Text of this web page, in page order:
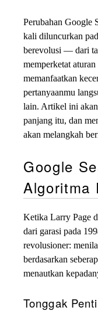
Perubahan Google
kali diluncurkan
berevolusi — dari
memperketat
memanfaatkan
pertanyaanmu
lain. Artikel ini
panjang itu, dan
akan melangkah
Google
Algoritma
Ketika Larry Page
dari garasi pada
revolusioner:
berdasarkan
menautkan
Tonggak